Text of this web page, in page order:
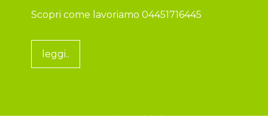
Scopri come lavoriamo 04451716445
leggi..